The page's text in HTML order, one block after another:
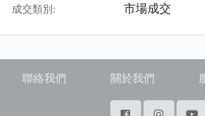
成交類別: 市場成交
聯絡我們 關於我們